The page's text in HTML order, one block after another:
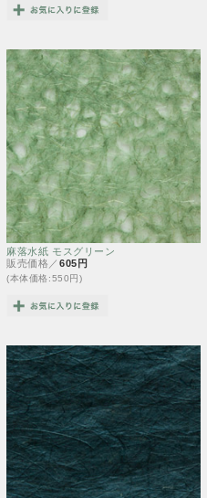
麻落水紙 モスグリーン
販売価格／605円
(本体価格:550円)